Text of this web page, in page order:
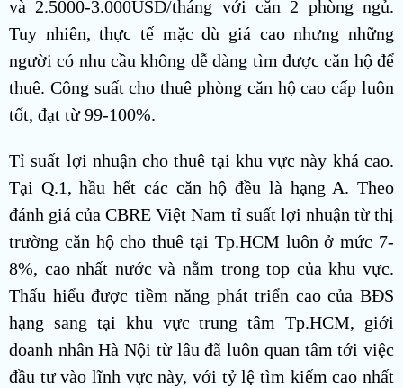
và 2.5000-3.000USD/tháng với căn 2 phòng ngủ.
Tuy nhiên, thực tế mặc dù giá cao nhưng những
người có nhu cầu không dễ dàng tìm được căn hộ để
thuê. Công suất cho thuê phòng căn hộ cao cấp luôn
tốt, đạt từ 99-100%.
Tỉ suất lợi nhuận cho thuê tại khu vực này khá cao.
Tại Q.1, hầu hết các căn hộ đều là hạng A. Theo
đánh giá của CBRE Việt Nam tỉ suất lợi nhuận từ thị
trường căn hộ cho thuê tại Tp.HCM luôn ở mức 7-
8%, cao nhất nước và nằm trong top của khu vực.
Thấu hiểu được tiềm năng phát triển cao của BĐS
hạng sang tại khu vực trung tâm Tp.HCM, giới
doanh nhân Hà Nội từ lâu đã luôn quan tâm tới việc
đầu tư vào lĩnh vực này, với tỷ lệ tìm kiếm cao nhất